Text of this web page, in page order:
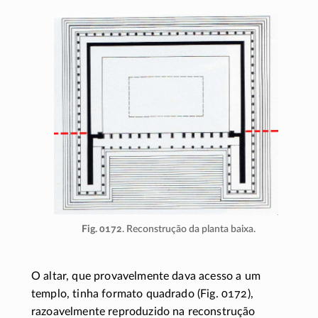
Fig. 0172. Reconstrução da planta baixa.
O altar, que provavelmente dava acesso a um
templo, tinha formato quadrado (Fig. 0172),
razoavelmente reproduzido na reconstrução